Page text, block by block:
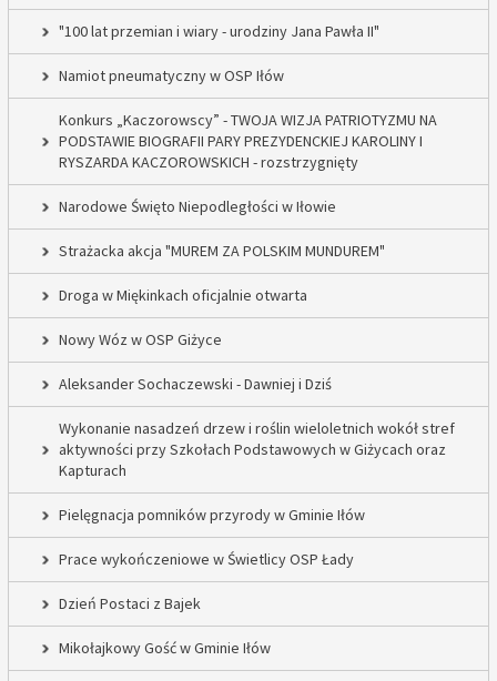
"100 lat przemian i wiary - urodziny Jana Pawła II"
Namiot pneumatyczny w OSP Iłów
Konkurs „Kaczorowscy” - TWOJA WIZJA PATRIOTYZMU NA
PODSTAWIE BIOGRAFII PARY PREZYDENCKIEJ KAROLINY I
RYSZARDA KACZOROWSKICH - rozstrzygnięty
Narodowe Święto Niepodległości w Iłowie
Strażacka akcja "MUREM ZA POLSKIM MUNDUREM"
Droga w Miękinkach oficjalnie otwarta
Nowy Wóz w OSP Giżyce
Aleksander Sochaczewski - Dawniej i Dziś
Wykonanie nasadzeń drzew i roślin wieloletnich wokół stref
aktywności przy Szkołach Podstawowych w Giżycach oraz
Kapturach
Pielęgnacja pomników przyrody w Gminie Iłów
Prace wykończeniowe w Świetlicy OSP Łady
Dzień Postaci z Bajek
Mikołajkowy Gość w Gminie Iłów